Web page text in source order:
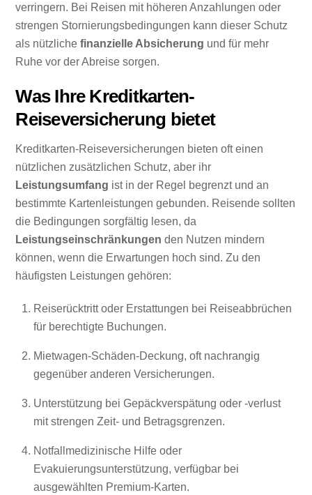
verringern. Bei Reisen mit höheren Anzahlungen oder
strengen Stornierungsbedingungen kann dieser Schutz
als nützlichefinanzielle Absicherung und für mehr
Ruhe vor der Abreise sorgen.
Was Ihre Kreditkarten-
Reiseversicherung bietet
Kreditkarten-Reiseversicherungen bieten oft einen
nützlichen zusätzlichen Schutz, aber ihr
Leistungsumfang ist in der Regel begrenzt und an
bestimmte Kartenleistungen gebunden. Reisende sollten
die Bedingungen sorgfältig lesen, da
Leistungseinschränkungen den Nutzen mindern
können, wenn die Erwartungen hoch sind. Zu den
häufigsten Leistungen gehören:
Reiserücktritt oder Erstattungen bei Reiseabbrüchen
für berechtigte Buchungen.
Mietwagen-Schäden-Deckung, oft nachrangig
gegenüber anderen Versicherungen.
Unterstützung bei Gepäckverspätung oder -verlust
mit strengen Zeit- und Betragsgrenzen.
Notfallmedizinische Hilfe oder
Evakuierungsunterstützung, verfügbar bei
ausgewählten Premium-Karten.